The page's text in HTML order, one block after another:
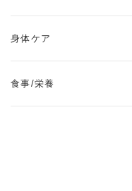
身体ケア
食事/栄養